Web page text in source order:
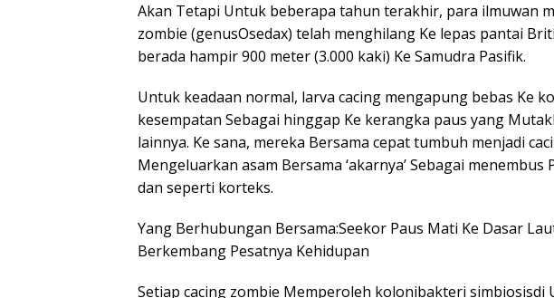
Akan Tetapi Untuk beberapa tahun terakhir, para ilmuwan
zombie (genusOsedax) telah menghilang Ke lepas pantai
berada hampir 900 meter (3.000 kaki) Ke Samudra Pasifik.
Untuk keadaan normal, larva cacing mengapung bebas Ke
kesempatan Sebagai hinggap Ke kerangka paus yang
lainnya. Ke sana, mereka Bersama cepat tumbuh menjadi
Mengeluarkan asam Bersama ‘akarnya’ Sebagai
dan seperti korteks.
Yang Berhubungan Bersama:Seekor Paus Mati Ke Dasar
Berkembang Pesatnya Kehidupan
Setiap cacing zombie Memperoleh kolonibakteri simbiosisdi